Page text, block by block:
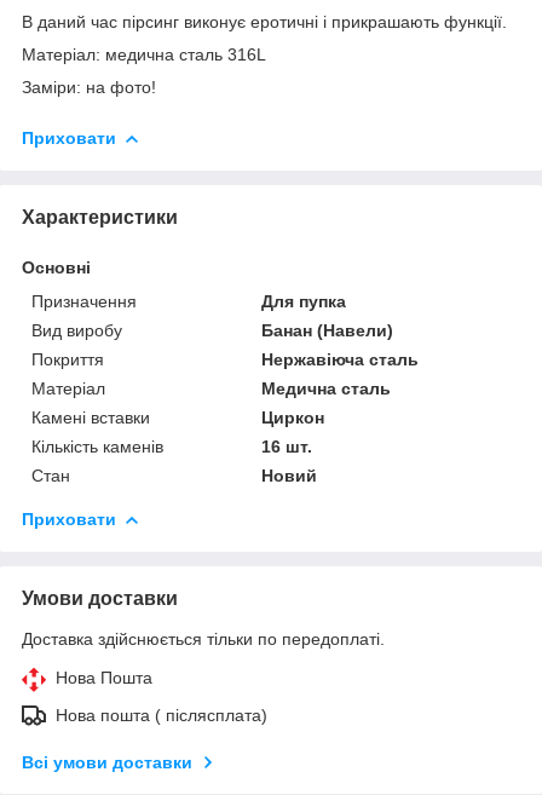
В даний час пірсинг виконує еротичні і прикрашають функції.
Матеріал: медична сталь 316L
Заміри: на фото!
Приховати
Характеристики
Основні
Призначення
Для пупка
Вид виробу
Банан (Навели)
Покриття
Нержавіюча сталь
Матеріал
Медична сталь
Камені вставки
Циркон
Кількість каменів
16 шт.
Стан
Новий
Приховати
Умови доставки
Доставка здійснюється тільки по передоплаті.
Нова Пошта
Нова пошта ( післясплата)
Всі умови доставки